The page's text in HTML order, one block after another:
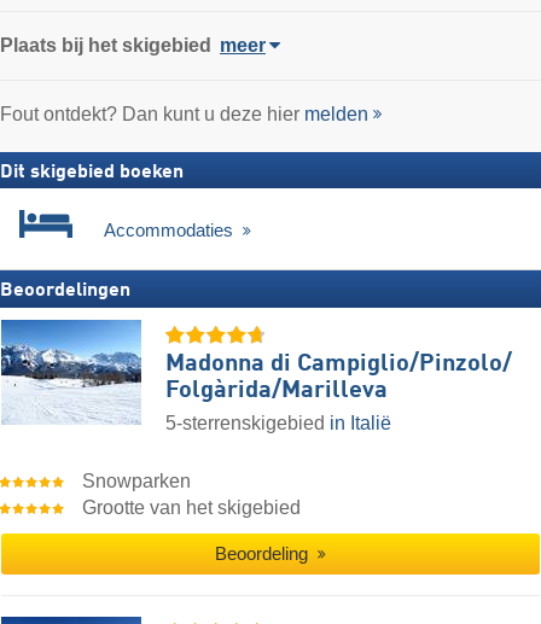
Plaats bij het skigebied meer
Fout ontdekt? Dan kunt u deze hier melden
Dit skigebied boeken
Accommodaties
Beoordelingen
Madonna di Campiglio/​Pinzolo/​
Folgàrida/​Marilleva
5-sterrenskigebied in Italië
Snowparken
Grootte van het skigebied
Beoordeling